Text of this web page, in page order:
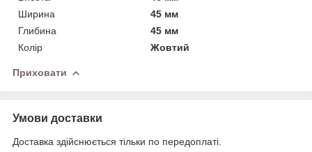
Ширина
45 мм
Глибина
45 мм
Колір
Жовтий
Приховати
Умови доставки
Доставка здійснюється тільки по передоплаті.